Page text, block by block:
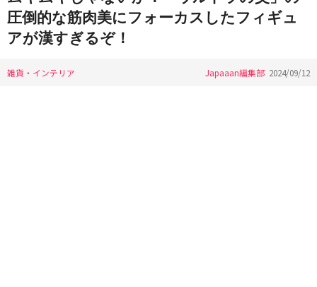
圧倒的な筋肉美にフォーカスしたフィギュ
アが漢すぎるぞ！
雑貨・インテリア Japaaan編集部 2024/09/12